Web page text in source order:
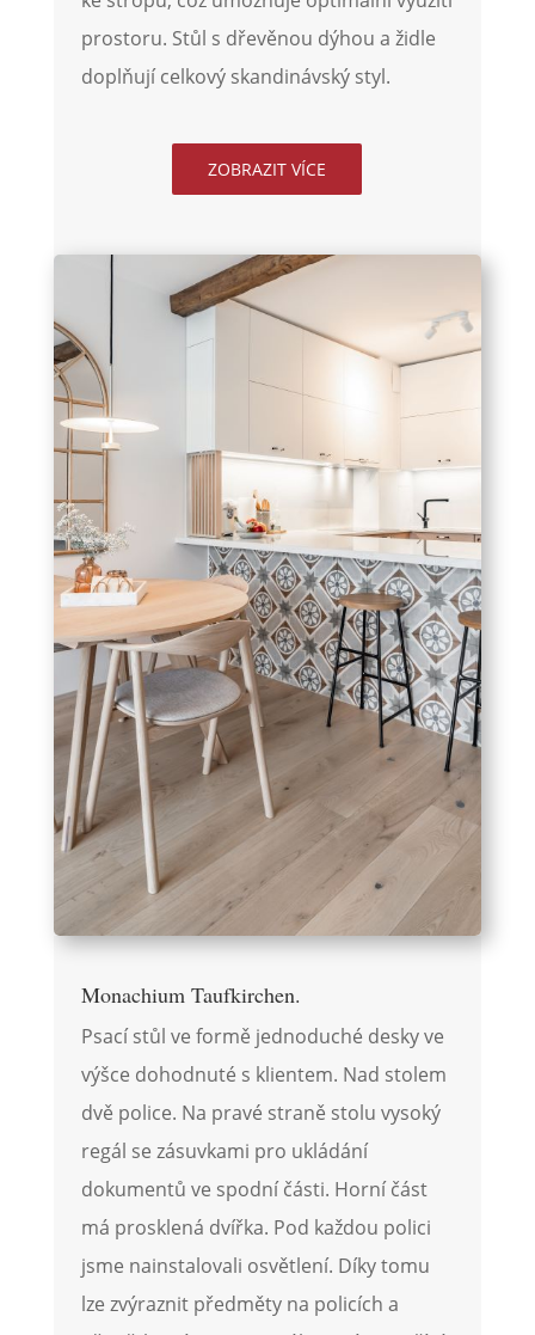
prostoru. Stůl s dřevěnou dýhou a židle
doplňují celkový skandinávský styl.
ZOBRAZIT VÍCE
Monachium Taufkirchen.
Psací stůl ve formě jednoduché desky ve
výšce dohodnuté s klientem. Nad stolem
dvě police. Na pravé straně stolu vysoký
regál se zásuvkami pro ukládání
dokumentů ve spodní části. Horní část
má prosklená dvířka. Pod každou polici
jsme nainstalovali osvětlení. Díky tomu
lze zvýraznit předměty na policích a